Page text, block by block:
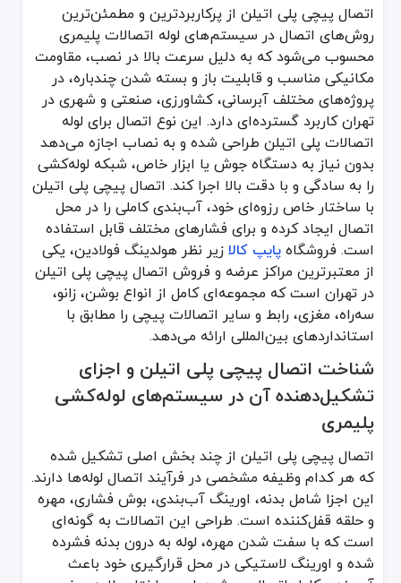
اتصال پیچی پلی اتیلن از چند بخش اصلی تشکیل شده که هر کدام
در تهران، استفاده از اتصال پیچی پلی اتیلن در شبکه‌های آب‌رسانی
مزایای فنی و اجرایی اتصال پیچی پلی اتیلن عبارتند از:
نصب سریع بدون نیاز به حرارت یا دستگاه جوش که باعث کاهش
امکان باز و بسته شدن چندباره بدون افت کیفیت اتصال که برای
مقاومت بالا در برابر فشار و ضربه که باعث دوام طولانی در
قابلیت استفاده در محیط‌های مختلف اقلیمی تهران به دلیل مقاومت
سازگاری با انواع لوله‌های پلی اتیلن در سایزهای مختلف که باعث
در جدول زیر، مقایسه‌ای میان اتصال پیچی پلی اتیلن با سایر انواع
نوع اتصال
روش نصب نیاز به ابزار خاصقابلیت
اتصال پیچی پلی اتیلندستی و مکانیکی
ندارد
اتصال جوشی پلی اتیلن
حرارتی
دارد
اتصال رزوه‌ای فلزی
دستی با آچار
نکات کلیدی در خرید، نصب و نگهداری اتصال
در هنگام خرید اتصال پیچی پلی اتیلن، بررسی کیفیت متریال و طراحی
نکات مهمی که هنگام خرید باید در نظر گرفته شوند عبارتند از:
توجه به سایز و نوع لوله اتصالات پلی اتیلن مورد استفاده تا اتصال
بررسی کیفیت اورینگ و رزوه داخلی مهره اتصال که وظیفه آب‌بندی
انتخاب اتصالات از برندهای معتبر با تأییدیه استاندارد که کیفیت
مقایسه برندها از نظر دوام، طراحی و نوع متریال در فروشگاه‌های معتبر
در نظر گرفتن شرایط کاری سیستم از نظر فشار و دمای سیال برای
اتصال پیچی پلی اتیلن از پرکاربردترین و مطمئن‌ترین
روش‌های اتصال در سیستم‌های لوله اتصالات پلیمری
محسوب می‌شود که به دلیل سرعت بالا در نصب، مقاومت
مکانیکی مناسب و قابلیت باز و بسته شدن چندباره، در
پروژه‌های مختلف آبرسانی، کشاورزی، صنعتی و شهری در
تهران کاربرد گسترده‌ای دارد. این نوع اتصال برای لوله
اتصالات پلی اتیلن طراحی شده و به نصاب اجازه می‌دهد
بدون نیاز به دستگاه جوش یا ابزار خاص، شبکه لوله‌کشی
را به سادگی و با دقت بالا اجرا کند. اتصال پیچی پلی اتیلن
با ساختار خاص رزوه‌ای خود، آب‌بندی کاملی را در محل
اتصال ایجاد کرده و برای فشارهای مختلف قابل استفاده
است. فروشگاهپایپ کالازیر نظر هولدینگ فولادین، یکی
از معتبرترین مراکز عرضه و فروش اتصال پیچی پلی اتیلن
در تهران است که مجموعه‌ای کامل از انواع بوشن، زانو،
سه‌راه، مغزی، رابط و سایر اتصالات پیچی را مطابق با
استانداردهای بین‌المللی ارائه می‌دهد.
شناخت اتصال پیچی پلی اتیلن و اجزای
تشکیل‌دهنده آن در سیستم‌های لوله‌کشی
پلیمری
اتصال پیچی پلی اتیلن از چند بخش اصلی تشکیل شده
که هر کدام وظیفه مشخصی در فرآیند اتصال لوله‌ها دارند.
این اجزا شامل بدنه، اورینگ آب‌بندی، بوش فشاری، مهره
و حلقه قفل‌کننده است. طراحی این اتصالات به گونه‌ای
است که با سفت شدن مهره، لوله به درون بدنه فشرده
شده و اورینگ لاستیکی در محل قرارگیری خود باعث